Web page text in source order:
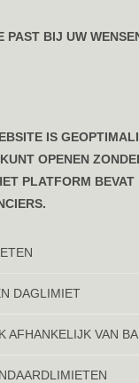
PAST BIJ UW
IS
OPENEN
PLATFORM BEVAT
DAGLIMIET
AFHANKELIJK VAN